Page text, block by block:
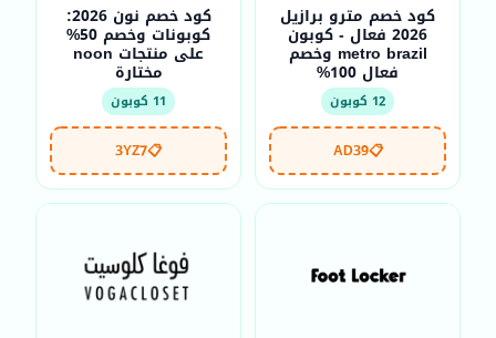
كود خصم مترو برازيل
2026 فعال - كوبون
metro brazil وخصم
فعال 100%
12 كوبون
📋
AD39
كود خصم نون 2026:
كوبونات وخصم 50%
على منتجات noon
مختارة
11 كوبون
📋
3YZ7